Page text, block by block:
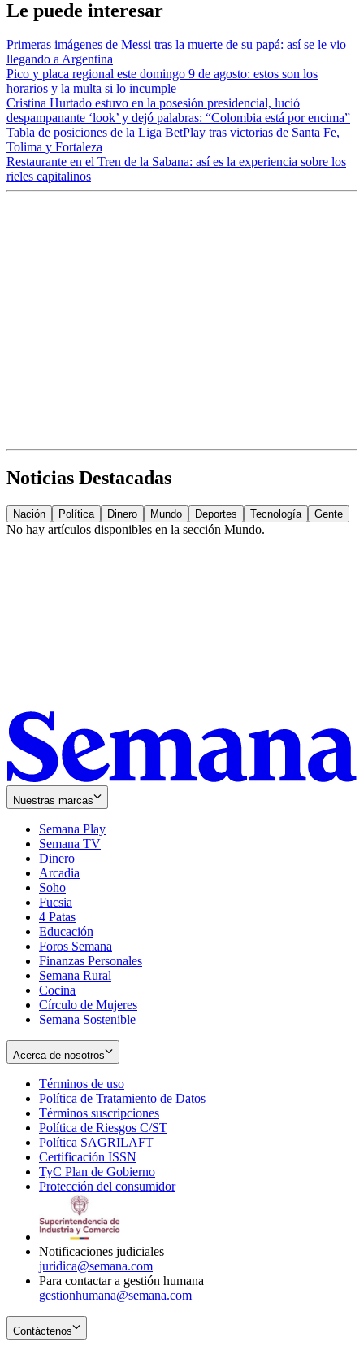
Le puede interesar
Primeras imágenes de Messi tras la muerte de su papá: así se le vio
llegando a Argentina
Pico y placa regional este domingo 9 de agosto: estos son los
horarios y la multa si lo incumple
Cristina Hurtado estuvo en la posesión presidencial, lució
despampanante ‘look’ y dejó palabras: “Colombia está por encima”
Tabla de posiciones de la Liga BetPlay tras victorias de Santa Fe,
Tolima y Fortaleza
Restaurante en el Tren de la Sabana: así es la experiencia sobre los
rieles capitalinos
Noticias Destacadas
Nación Política Dinero Mundo Deportes Tecnología Gente
No hay artículos disponibles en la sección Mundo.
Nuestras marcas
Semana Play
Semana TV
Dinero
Arcadia
Soho
in
new
window
Fucsia
in
new
window
4 Patas
Educación
Foros Semana
Finanzas Personales
Semana Rural
Cocina
Círculo de Mujeres
Semana Sostenible
Acerca de nosotros
Términos de uso
in
new
window
Política de Tratamiento de Datos
Términos suscripciones
in
Política de Riesgos C/ST
Política SAGRILAFT
new
window
Certificación ISSN
in
new
TyC Plan de Gobierno
in
Protección del consumidorOpens
Notificaciones judiciales
juridica@semana.com
Para contactar a gestión humana
gestionhumana@semana.com
Contáctenos